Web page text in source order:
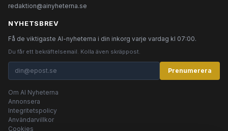
redaktion@ainyheterna.se
NYHETSBREV
Få de viktigaste AI-nyheterna i din inkorg varje vardag kl 07:00.
Du får ett bekräftelsemail. Kolla även skräppost.
Prenumerera
Om AI Nyheterna
Annonsera
Integritetspolicy
Användarvillkor
Cookies